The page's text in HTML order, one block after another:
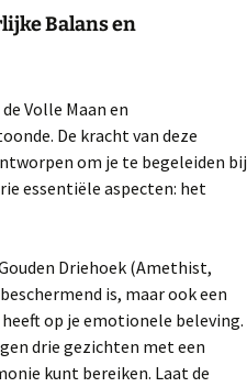
Balans en
Volle Maan en
De kracht van deze
om je te begeleiden bij
essentiële aspecten: het
Driehoek (Amethist,
is, maar ook een
op je emotionele beleving.
drie gezichten met een
kunt bereiken. Laat de